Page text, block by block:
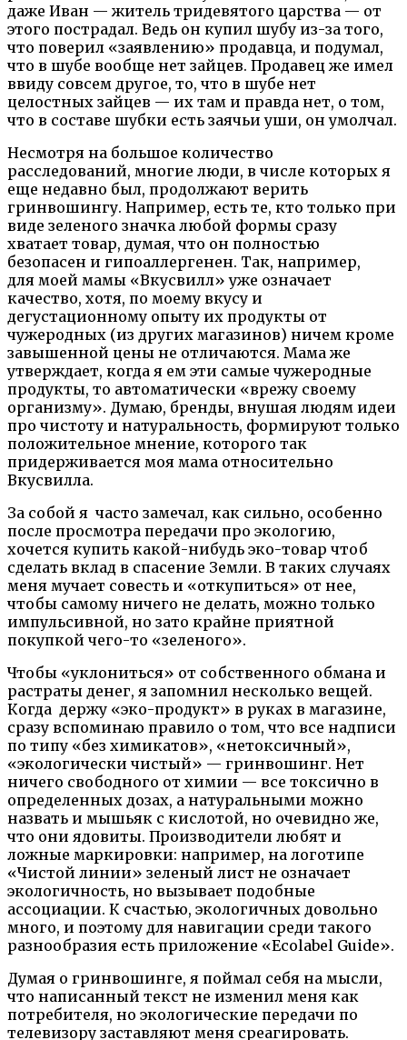
даже Иван — житель тридевятого царства — от
этого пострадал. Ведь он купил шубу из-за того,
что поверил «заявлению» продавца, и подумал,
что в шубе вообще нет зайцев. Продавец же имел
ввиду совсем другое, то, что в шубе нет
целостных зайцев — их там и правда нет, о том,
что в составе шубки есть заячьи уши, он умолчал.
Несмотря на большое количество
расследований, многие люди, в числе которых я
еще недавно был, продолжают верить
гринвошингу. Например, есть те, кто только при
виде зеленого значка любой формы сразу
хватает товар, думая, что он полностью
безопасен и гипоаллергенен. Так, например,
для моей мамы «Вкусвилл» уже означает
качество, хотя, по моему вкусу и
дегустационному опыту их продукты от
чужеродных (из других магазинов) ничем кроме
завышенной цены не отличаются. Мама же
утверждает, когда я ем эти самые чужеродные
продукты, то автоматически «врежу своему
организму». Думаю, бренды, внушая людям идеи
про чистоту и натуральность, формируют только
положительное мнение, которого так
придерживается моя мама относительно
Вкусвилла.
За собой я часто замечал, как сильно, особенно
после просмотра передачи про экологию,
хочется купить какой-нибудь эко-товар чтоб
сделать вклад в спасение Земли. В таких случаях
меня мучает совесть и «откупиться» от нее,
чтобы самому ничего не делать, можно только
импульсивной, но зато крайне приятной
покупкой чего-то «зеленого».
Чтобы «уклониться» от собственного обмана и
растраты денег, я запомнил несколько вещей.
Когда держу «эко-продукт» в руках в магазине,
сразу вспоминаю правило о том, что все надписи
по типу «без химикатов», «нетоксичный»,
«экологически чистый» — гринвошинг. Нет
ничего свободного от химии — все токсично в
определенных дозах, а натуральными можно
назвать и мышьяк с кислотой, но очевидно же,
что они ядовиты. Производители любят и
ложные маркировки: например, на логотипе
«Чистой линии» зеленый лист не означает
экологичность, но вызывает подобные
ассоциации. К счастью, экологичных довольно
много, и поэтому для навигации среди такого
разнообразия есть приложение «Ecolabel Guide».
Думая о гринвошинге, я поймал себя на мысли,
что написанный текст не изменил меня как
потребителя, но экологические передачи по
телевизору заставляют меня среагировать.